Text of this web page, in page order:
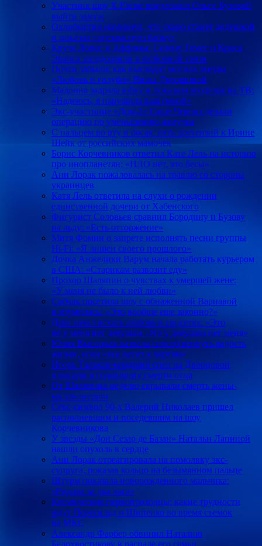
Участник шоу X Factor предложил Ольге Бузовой
выйти замуж
Охлобыстин намекнул, что скоро станет дедушкой
и показал «прекрасную бабку»
Круче Лопес и Аффлека: Селену Гомес и Криса
Эванса заподозрили в любовной связи
Почти забыли: как выглядит могила звезды
«Любовь и голуби» Нины Дорошиной
Мадонна задрала юбку и показала ягодицы на ТВ:
«Надеюсь, я нарушила ваш покой»
Экс-участнице «Дом-2» Саше Черно сделали
операцию по уменьшению желудка
С пальцем во рту и босая: пять претензий к Ирине
Шейк от российских мамочек
Борис Корчевников ответил Кате Лель на историю
про инопланетян: «НЛО нет, это бесы»
Ани Лорак пожаловалась на травлю со стороны
украинцев
Катя Лель ответила на слухи о рождении
единственной дочери от Хабенского
Фигурист Соловьев сравнил Бородину и Бузову
на льду: «Есть отторжение»
Митя Фомин о запрете исполнять песни группы
Hi-Fi: «Я лишен своего прошлого»
Дочка Анжелики Варум начала работать курьером
в США: «Старикам развозит еду»
Прохор Шаляпин о чувствах к умершей жене:
«У меня не было к ней любви»
Собчак посетила шоу с обнаженной Варнавой
и изумилась: «Это вообще еще законно?»
Дава начал искать любовь в соцсетях: «Это
не у меня нет девушки. Это у девушки нет меня»
Юлия Высоцкая назвала способ вернуть радость
жизни, если «все летит к чертям»
Игорь Тальков-младший спел на Дворцовой
площади в годовщину смерти отца
От Шаляпина неделю скрывали смерть жены-
миллионерши
Секс-символ 90-х Валерий Николаев пришел
располневшим и поседевшим на шоу
Корчевникова
У звезды «Дон Сезар де Базан» Натальи Лапиной
нашли опухоль в сердце
Ани Лорак отреагировала на помолвку экс-
супруга, показав кольцо на безымянном пальце
Штурм показала новорожденного мальчика:
«Родила за два часа»
Космические первопроходцы: какие трудности
ждут Пересильд и Шипенко во время съемок
на МКС
Александр Фарбер обвинил Наталию
Белохвостикову в распаде его семьи